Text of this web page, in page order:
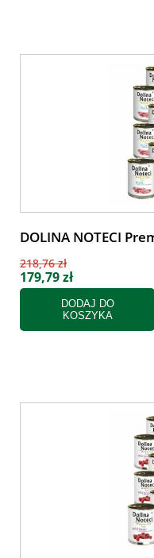
DOLINA NOTECI
218,76 zł
179,79 zł
DODAJ DO
KOSZYKA